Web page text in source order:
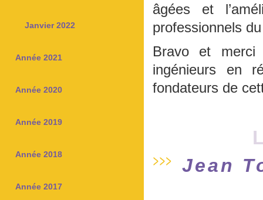
Janvier 2022
Année 2021
Année 2020
Année 2019
Année 2018
Année 2017
âgées et
professionnels
Bravo et merci
ingénieurs en
fondateurs de
Jean